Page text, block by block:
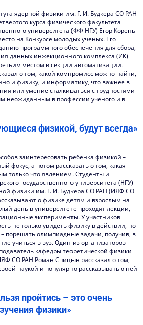
ядерной физики им. Г. И. Будкера СО РАН
курса физического факультета
университета (ФФ НГУ) Егор Корень
на Конкурсе молодых ученых. Его
программного обеспечения для сбора,
данных инжекционного комплекса (ИК)
местом в секции автоматизации.
о том, какой компромисс можно найти,
и физику, и информатику, что важнее в
или умение сталкиваться с трудностями
неожиданным в профессии ученого и в
физикой, будут всегда»
заинтересовать ребенка физикой –
фокус, а потом рассказать о том, какая
только что явлением. Студенты и
государственного университета (НГУ)
физики им. Г. И. Будкера СО РАН (ИЯФ СО
о физике детям и взрослым на
день в университете проходят лекции,
эксперименты. У участников
не только увидеть физику в действии, но
порешать олимпиадные задачи, получив, в
учиться в вуз. Один из организаторов
кафедры теоретической физики
СО РАН Роман Спицын рассказал о том,
наукой и популярно рассказывать о ней
пройтись – это очень
физики»